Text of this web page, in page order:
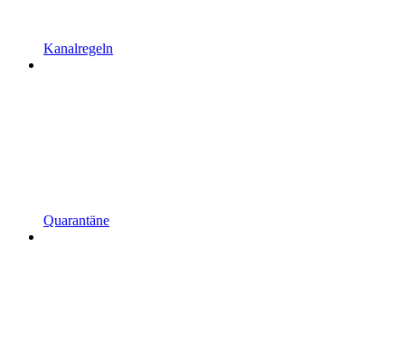
Kanalregeln
Quarantäne